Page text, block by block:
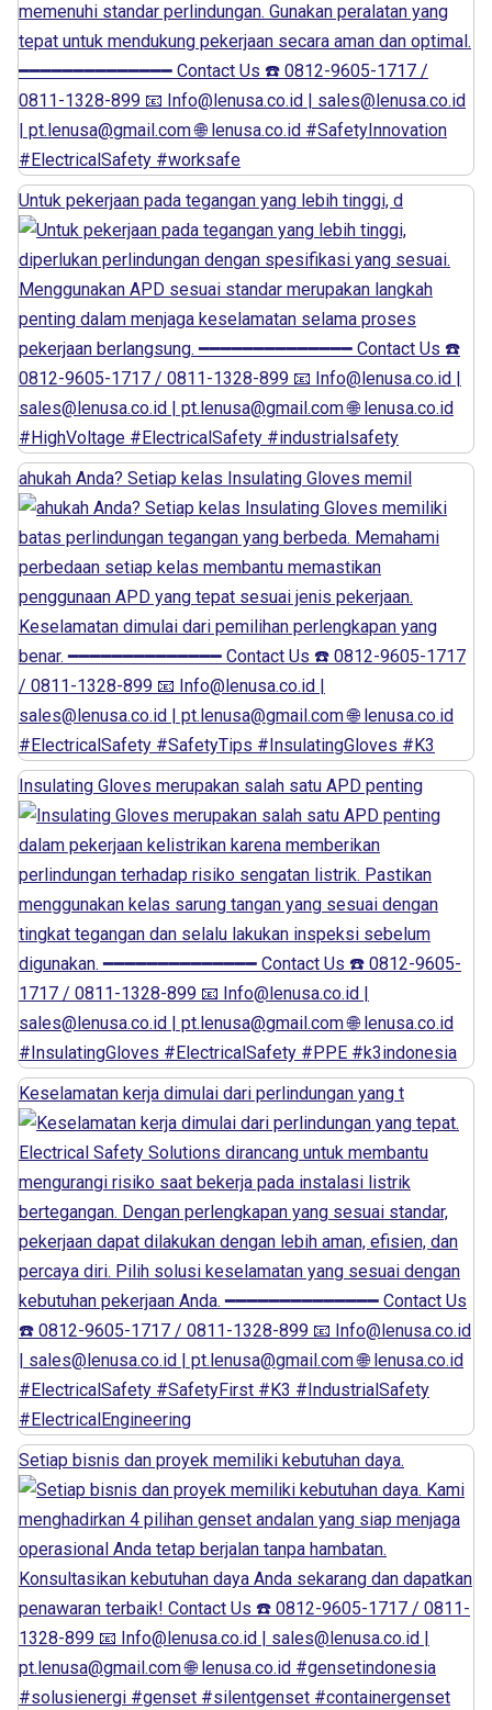
Untuk pekerjaan pada tegangan yang lebih tinggi, d
ahukah Anda? Setiap kelas Insulating Gloves memil
Insulating Gloves merupakan salah satu APD penting
Keselamatan kerja dimulai dari perlindungan yang t
Setiap bisnis dan proyek memiliki kebutuhan daya.